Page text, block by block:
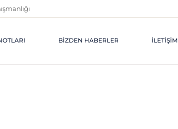
BIZDEN HABERLER İLETIŞIM